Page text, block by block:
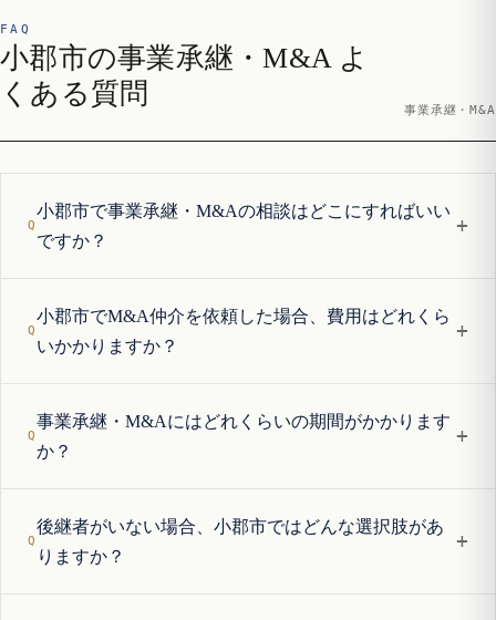
FAQ
小郡市の事業承継・M&A よ
くある質問
事業承継・M&A
小郡市で事業承継・M&Aの相談はどこにすればいい
ですか？
+
小郡市でM&A仲介を依頼した場合、費用はどれくら
いかかりますか？
+
事業承継・M&Aにはどれくらいの期間がかかります
か？
+
後継者がいない場合、小郡市ではどんな選択肢があ
りますか？
+